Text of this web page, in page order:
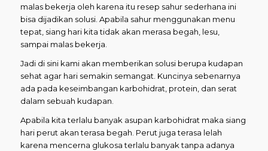
malas bekerja oleh karena itu resep sahur sederhana ini
bisa dijadikan solusi. Apabila sahur menggunakan menu
tepat, siang hari kita tidak akan merasa begah, lesu,
sampai malas bekerja.
Jadi di sini kami akan memberikan solusi berupa kudapan
sehat agar hari semakin semangat. Kuncinya sebenarnya
ada pada keseimbangan karbohidrat, protein, dan serat
dalam sebuah kudapan.
Apabila kita terlalu banyak asupan karbohidrat maka siang
hari perut akan terasa begah. Perut juga terasa lelah
karena mencerna glukosa terlalu banyak tanpa adanya